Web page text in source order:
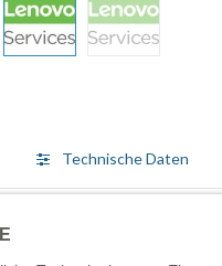
Technische Daten